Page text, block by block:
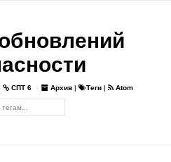
СПТ 6 Архив | Теги | Atom